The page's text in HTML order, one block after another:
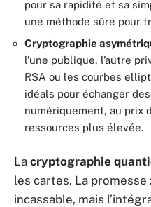
pour sa rapidité et sa
une méthode sûre pour
Cryptographie
l’une publique, l’autre
RSA ou les courbes
idéals pour échanger
numériquement, au prix
ressources plus élevée.
La cryptographie
les cartes. La
incassable, mais